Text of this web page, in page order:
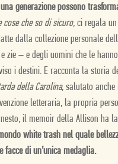
generazione possono
cose che so di sicuro, ci regala
dalla collezione personale
– e degli uomini che le
i destini. E racconta la storia
della Carolina, salutato
letteraria, la propria
il memoir della Allison ha
white trash nel quale
di un’unica medaglia.